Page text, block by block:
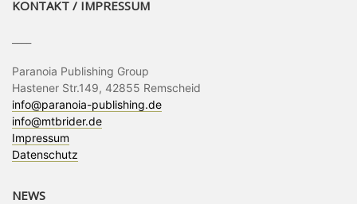
KONTAKT / IMPRESSUM
Paranoia Publishing Group
Hastener Str.149, 42855 Remscheid
info@paranoia-publishing.de
info@mtbrider.de
Impressum
Datenschutz
NEWS